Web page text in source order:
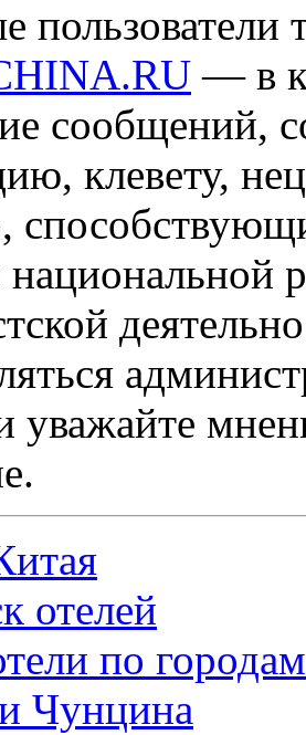
пользователи
— в
сообщений,
клевету,
национальной
уважайте
отелей
по городам
Чунцина